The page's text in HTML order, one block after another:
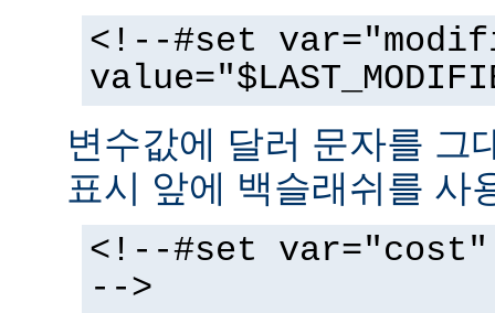
<!--#set
변수값에 달러 문자를 그
표시 앞에 백슬래쉬를 사
<!--#set var="cost"
-->